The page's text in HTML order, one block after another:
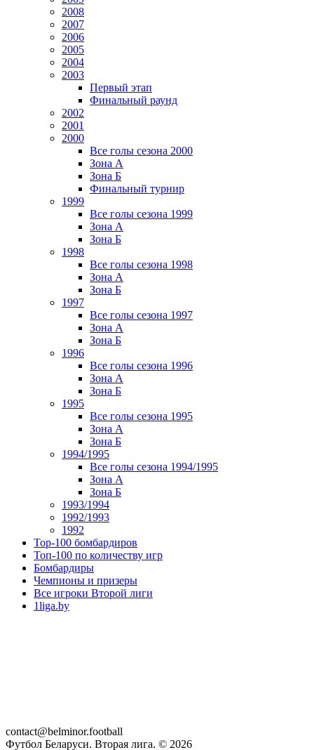
2008
2007
2006
2005
2004
2003
Первый этап
Финальный раунд
2002
2001
2000
Все голы сезона 2000
Зона А
Зона Б
Финальный турнир
1999
Все голы сезона 1999
Зона А
Зона Б
1998
Все голы сезона 1998
Зона А
Зона Б
1997
Все голы сезона 1997
Зона А
Зона Б
1996
Все голы сезона 1996
Зона А
Зона Б
1995
Все голы сезона 1995
Зона А
Зона Б
1994/1995
Все голы сезона 1994/1995
Зона А
Зона Б
1993/1994
1992/1993
1992
Top-100 бомбардиров
Топ-100 по количеству игр
Бомбардиры
Чемпионы и призеры
Все игроки Второй лиги
1liga.by
contact@belminor.football
Футбол Беларуси. Вторая лига. © 2026